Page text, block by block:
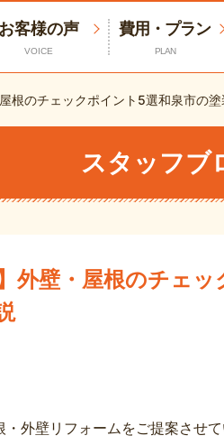
お客様の声
VOICE
費用・プラン
PLAN
根のチェックポイント5選和泉市の塗
スタッフブ
外壁・屋根のチェ
外壁リフォームをご提案させ